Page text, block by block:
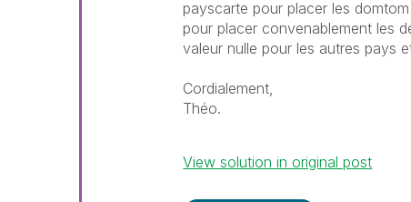
payscarte pour placer les
pour placer convenablement les
valeur nulle pour les autres pays
Cordialement,
Théo.
View solution in original post